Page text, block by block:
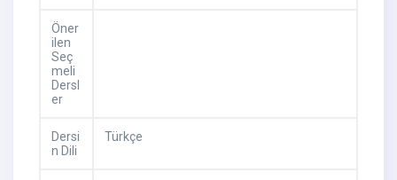
Öner
ilen
Seç
meli
Dersl
er
Dersi
n Dili
Türkçe